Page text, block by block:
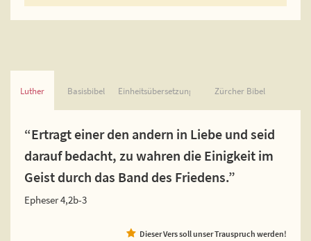
Luther Basisbibel Einheitsübersetzung Zürcher Bibel
“Ertragt einer den andern in Liebe und seid
darauf bedacht, zu wahren die Einigkeit im
Geist durch das Band des Friedens.”
Epheser 4,2b-3
Dieser Vers soll unser Trauspruch werden!